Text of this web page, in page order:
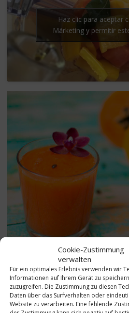
Cookie-Zustimmung
verwalten
Für ein optimales Erlebnis verwenden wir
Informationen auf Ihrem Gerät zu
zuzugreifen. Die Zustimmung zu diesen
Daten über das Surfverhalten oder
Website zu verarbeiten. Eine fehlende
Haz clic para aceptar
Märketing y permitir
15 min Niedrig
Zutaten